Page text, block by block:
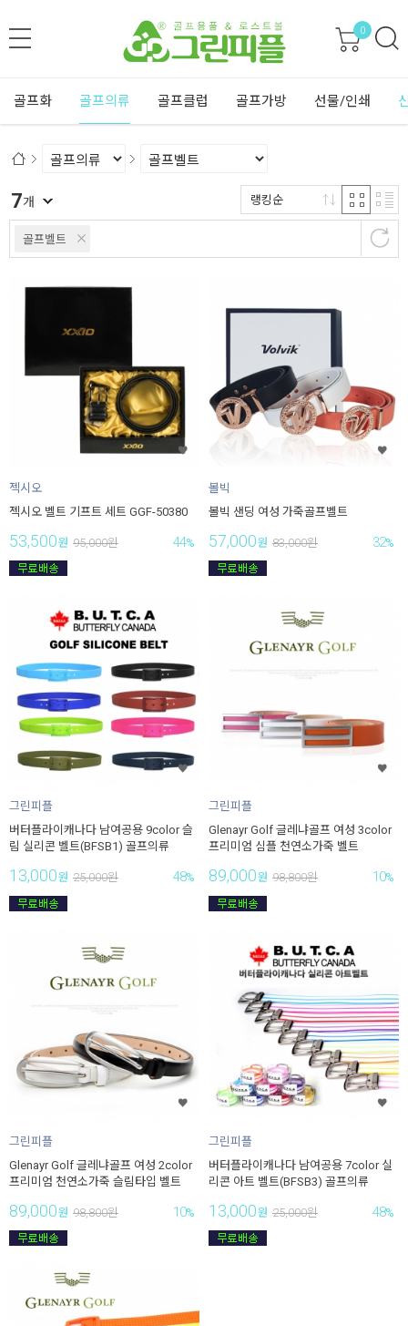
0
골프화 골프의류 골프클럽 골프가방 선물/인쇄
골프벨트
7개 랭킹순
젝시오
젝시오 벨트 기프트 세트 GGF-50380
53,500원 95,000원 44%
볼빅
볼빅 샌딩 여성 가죽골프벨트
57,000원 83,000원 32%
그린피플
버터플라이캐나다 남여공용 9color 슬
림 실리콘 벨트(BFSB1) 골프의류
13,000원 25,000원 48%
그린피플
Glenayr Golf 글레냐골프 여성 3color
프리미엄 심플 천연소가죽 벨트
89,000원 98,800원 10%
그린피플
Glenayr Golf 글레냐골프 여성 2color
프리미엄 천연소가죽 슬림타입 벨트
89,000원 98,800원 10%
그린피플
버터플라이캐나다 남여공용 7color 실
리콘 아트 벨트(BFSB3) 골프의류
13,000원 25,000원 48%